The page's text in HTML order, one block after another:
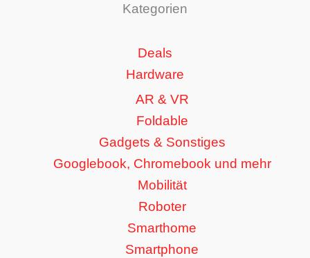
Kategorien
Deals
Hardware
AR & VR
Foldable
Gadgets & Sonstiges
Googlebook, Chromebook und mehr
Mobilität
Roboter
Smarthome
Smartphone